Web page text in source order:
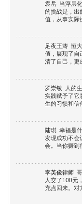
袁岳 当浮层
的挑战是，出
值，从事实
足夜王涛 恒
值，展现了自
清了自己，
罗崇敏 人的
实践赋予了它
生的习惯和信
陆琪 幸福是
发现成功不会
会。当你赚
李英俊律师
人交了100元
充点回来。